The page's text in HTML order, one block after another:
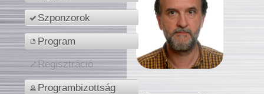
Szponzorok
Program
Regisztráció
Programbizottság